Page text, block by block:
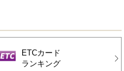
ETCカード
ランキング